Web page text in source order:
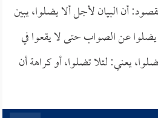
أن البيان لأجل ألا يضلوا، يبين
يضلوا عن الصواب حتى لا يقعوا في
يعني: لئلا تضلوا، أو كراهة أن